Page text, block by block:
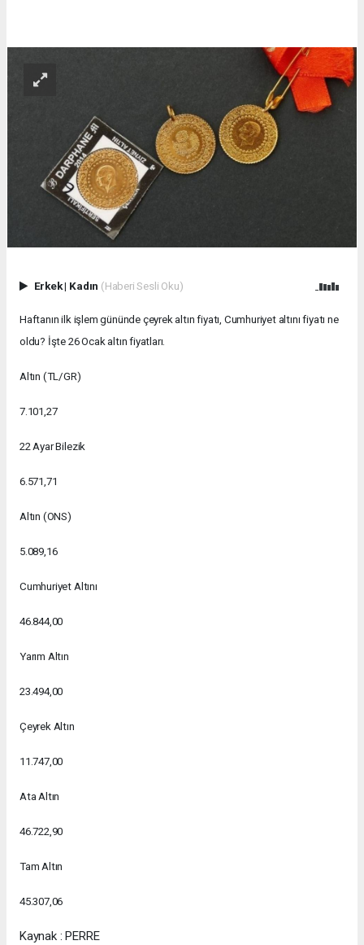
Erkek| Kadın (Haberi Sesli Oku)
Haftanın ilk işlem gününde çeyrek altın fiyatı, Cumhuriyet altını fiyatı ne
oldu? İşte 26 Ocak altın fiyatları.
Altın (TL/GR)
7.101,27
22 Ayar Bilezik
6.571,71
Altın (ONS)
5.089,16
Cumhuriyet Altını
46.844,00
Yarım Altın
23.494,00
Çeyrek Altın
11.747,00
Ata Altın
46.722,90
Tam Altın
45.307,06
Kaynak : PERRE